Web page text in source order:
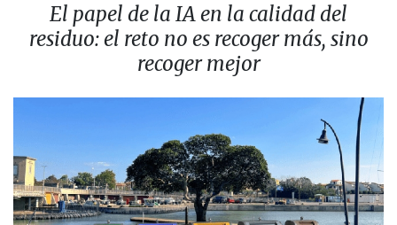
El papel de la IA en la calidad del
residuo: el reto no es recoger más, sino
recoger mejor